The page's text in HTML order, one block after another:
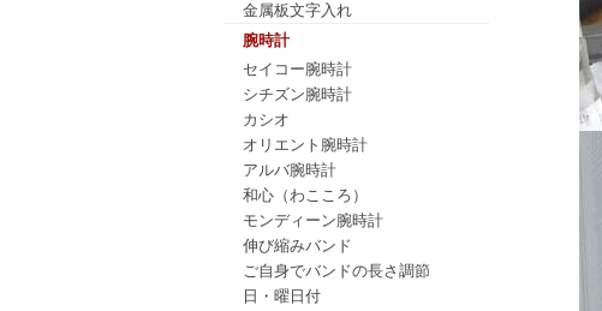
金属板文字入れ
腕時計
セイコー腕時計
シチズン腕時計
カシオ
オリエント腕時計
アルバ腕時計
和心（わこころ）
モンディーン腕時計
伸び縮みバンド
ご自身でバンドの長さ調節
日・曜日付